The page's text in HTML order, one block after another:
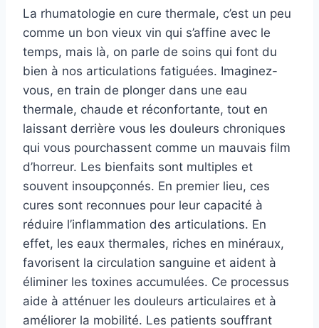
La rhumatologie en cure thermale, c’est un peu
comme un bon vieux vin qui s’affine avec le
temps, mais là, on parle de soins qui font du
bien à nos articulations fatiguées. Imaginez-
vous, en train de plonger dans une eau
thermale, chaude et réconfortante, tout en
laissant derrière vous les douleurs chroniques
qui vous pourchassent comme un mauvais film
d’horreur. Les bienfaits sont multiples et
souvent insoupçonnés. En premier lieu, ces
cures sont reconnues pour leur capacité à
réduire l’inflammation des articulations. En
effet, les eaux thermales, riches en minéraux,
favorisent la circulation sanguine et aident à
éliminer les toxines accumulées. Ce processus
aide à atténuer les douleurs articulaires et à
améliorer la mobilité. Les patients souffrant